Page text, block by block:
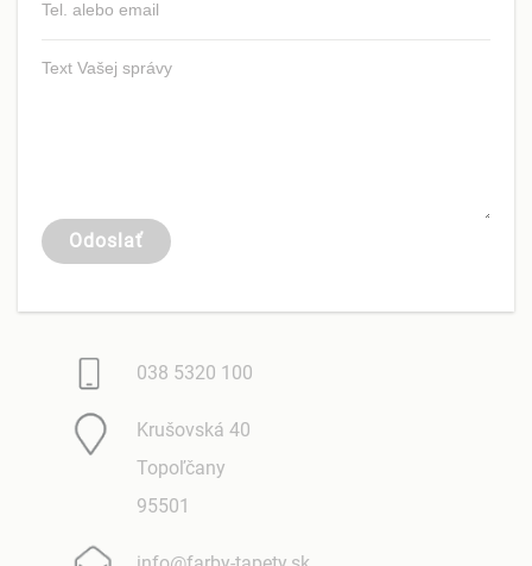
038 5320 100
Krušovská 40
Topoľčany
95501